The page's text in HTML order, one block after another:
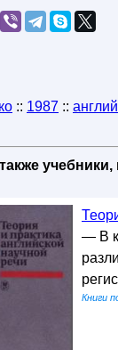
:: 1987 ::
— В
Книги